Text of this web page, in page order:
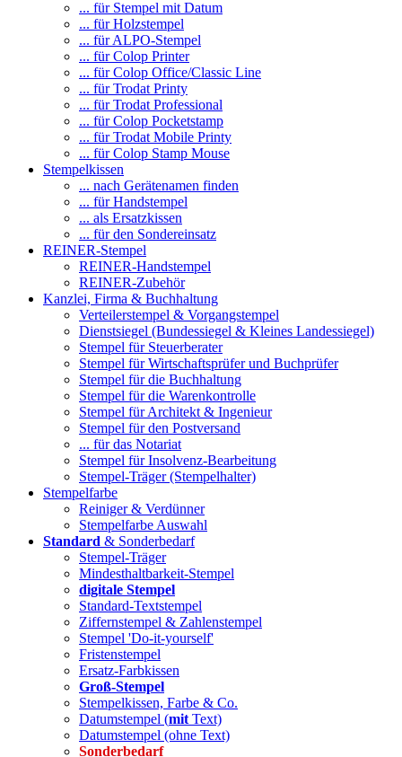
... für Stempel mit Datum
... für Holzstempel
... für ALPO-Stempel
... für Colop Printer
... für Colop Office/Classic Line
... für Trodat Printy
... für Trodat Professional
... für Colop Pocketstamp
... für Trodat Mobile Printy
... für Colop Stamp Mouse
Stempelkissen
... nach Gerätenamen finden
... für Handstempel
... als Ersatzkissen
... für den Sondereinsatz
REINER-Stempel
REINER-Handstempel
REINER-Zubehör
Kanzlei, Firma & Buchhaltung
Verteilerstempel & Vorgangstempel
Dienstsiegel (Bundessiegel & Kleines Landessiegel)
Stempel für Steuerberater
Stempel für Wirtschaftsprüfer und Buchprüfer
Stempel für die Buchhaltung
Stempel für die Warenkontrolle
Stempel für Architekt & Ingenieur
Stempel für den Postversand
... für das Notariat
Stempel für Insolvenz-Bearbeitung
Stempel-Träger (Stempelhalter)
Stempelfarbe
Reiniger & Verdünner
Stempelfarbe Auswahl
Standard & Sonderbedarf
Stempel-Träger
Mindesthaltbarkeit-Stempel
digitale Stempel
Standard-Textstempel
Ziffernstempel & Zahlenstempel
Stempel 'Do-it-yourself'
Fristenstempel
Ersatz-Farbkissen
Groß-Stempel
Stempelkissen, Farbe & Co.
Datumstempel (mit Text)
Datumstempel (ohne Text)
Sonderbedarf